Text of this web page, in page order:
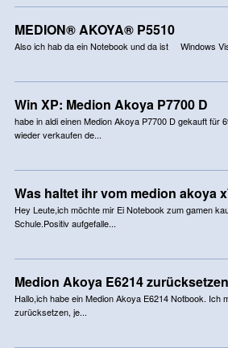
MEDION® AKOYA® P5510
Also ich hab da ein Notebook und da ist Windows
Win XP: Medion Akoya P7700 D
habe in aldi einen Medion Akoya P7700 D gekauft für
wieder verkaufen de...
Was haltet ihr vom medion akoya
Hey Leute,ich möchte mir Ei Notebook zum gamen
Schule.Positiv aufgefalle...
Medion Akoya E6214 zurücksetzen
Hallo,ich habe ein Medion Akoya E6214 Notbook. Ich
zurücksetzen, je...